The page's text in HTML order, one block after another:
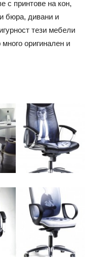
с принтове на кон,
бюра, дивани и
тези мебели
оригинален и